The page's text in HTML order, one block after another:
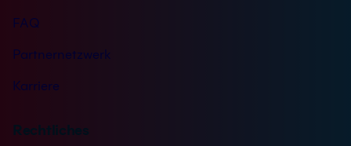
FAQ
Partnernetzwerk
Karriere
Rechtliches